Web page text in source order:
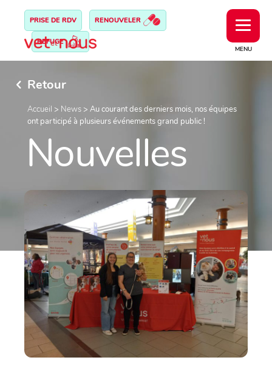
MENU
PRISE DE RDV RENOUVELER
REFUGE
Retour
Accueil > News > Au courant des derniers mois, nos équipes
ont participé à plusieurs événements grand public !
Nouvelles